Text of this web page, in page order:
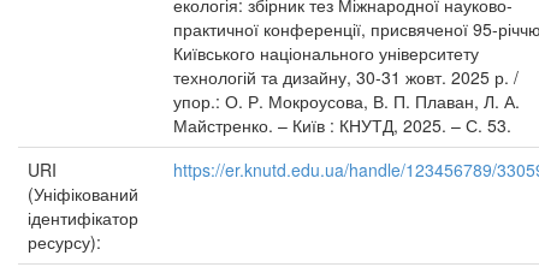
екологія: збірник тез Міжнародної науково-
практичної конференції, присвяченої 95-
Київського національного університету
технологій та дизайну, 30-31 жовт. 2025 р. /
упор.: О. Р. Мокроусова, В. П. Плаван, Л. А.
Майстренко. – Київ : КНУТД, 2025. – С. 53.
URI
(Уніфікований
ідентифікатор
ресурсу):
https://er.knutd.edu.ua/handle/123456789/